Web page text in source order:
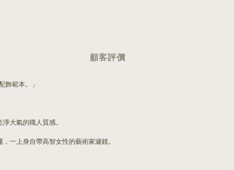
顧客評價
飾範本。」
大氣的職人質感。
一上身自帶高智女性的藝術家濾鏡。